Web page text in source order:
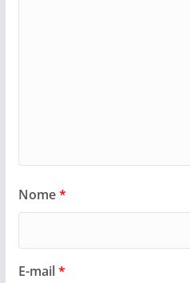
Nome*
E-mail*